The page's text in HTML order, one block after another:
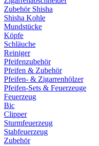
Zubehör Shisha
Shisha Kohle
Mundstücke
Köpfe
Schläuche
Reiniger
Pfeifenzubehör
Pfeifen & Zubehör
Pfeifen- & Zigarrenhölzer
Pfeifen-Sets & Feuerzeuge
Feuerzeug
Bic
Clipper
Sturmfeuerzeug
Stabfeuerzeug
Zubehör